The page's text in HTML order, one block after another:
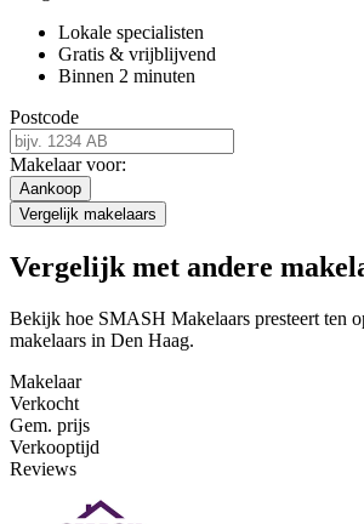
Lokale specialisten
Gratis & vrijblijvend
Binnen 2 minuten
Postcode
Makelaar voor:
Aankoop
Vergelijk makelaars
Vergelijk met andere
Bekijk hoe SMASH Makelaars presteert ten
makelaars in Den Haag.
Makelaar
Verkocht
Gem. prijs
Verkooptijd
Reviews